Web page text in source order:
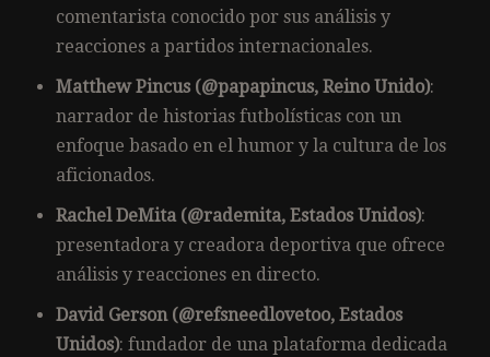
comentarista conocido por sus análisis y
reacciones a partidos internacionales.
Matthew Pincus (@papapincus, Reino Unido):
narrador de historias futbolísticas con un
enfoque basado en el humor y la cultura de los
aficionados.
Rachel DeMita (@rademita, Estados Unidos):
presentadora y creadora deportiva que ofrece
análisis y reacciones en directo.
David Gerson (@refsneedlovetoo, Estados
Unidos): fundador de una plataforma dedicada